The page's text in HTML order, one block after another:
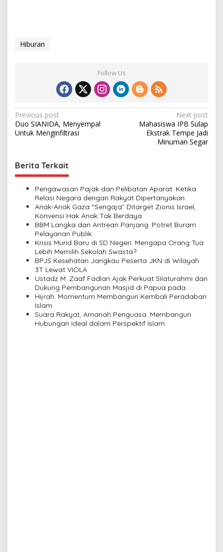
Hiburan
Follow Us
P
o
t
n
Previous post
Duo SIANIDA, Menyempal
Untuk Menginfiltrasi
Next post
Mahasiswa IPB Sulap
Ekstrak Tempe Jadi
Minuman Segar
Berita Terkait
Pengawasan Pajak dan Pelibatan Aparat: Ketika
Relasi Negara dengan Rakyat Dipertanyakan
Anak-Anak Gaza “Sengaja” Ditarget Zionis Israel,
Konvensi Hak Anak Tak Berdaya
BBM Langka dan Antrean Panjang: Potret Buram
Pelayanan Publik
Krisis Murid Baru di SD Negeri: Mengapa Orang Tua
Lebih Memilih Sekolah Swasta?
BPJS Kesehatan Jangkau Peserta JKN di Wilayah
3T Lewat VIOLA
Ustadz M. Zaaf Fadlan Ajak Perkuat Silaturahmi dan
Dukung Pembangunan Masjid di Papua pada
Pengajian Yayasan Alimbas Insan Cita
Hijrah: Momentum Membangun Kembali Peradaban
Islam
Suara Rakyat, Amanah Penguasa: Membangun
Hubungan Ideal dalam Perspektif Islam